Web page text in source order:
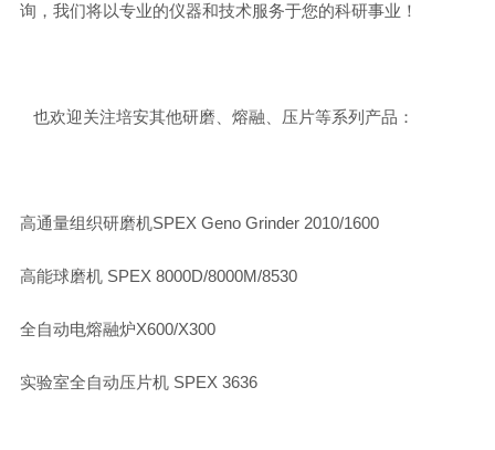
询，我们将以专业的仪器和技术服务于您的科研事业！
也欢迎关注培安其他研磨、熔融、压片等系列产品：
高通量组织研磨机SPEX Geno Grinder 2010/1600
高能球磨机 SPEX 8000D/8000M/8530
全自动电熔融炉X600/X300
实验室全自动压片机 SPEX 3636